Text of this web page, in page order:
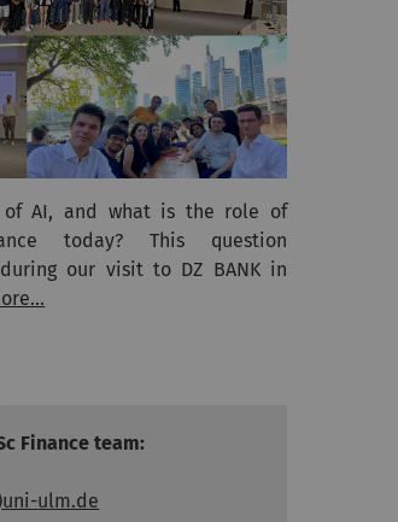
of AI, and what is the role of
today? This question
our visit to DZ BANK in
Finance team:
ulm.de